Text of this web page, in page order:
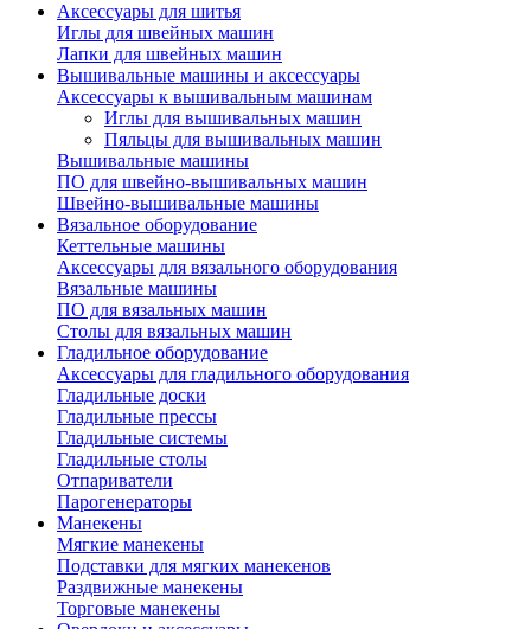
Аксессуары для шитья
Иглы для швейных машин
Лапки для швейных машин
Вышивальные машины и аксессуары
Аксессуары к вышивальным машинам
Иглы для вышивальных машин
Пяльцы для вышивальных машин
Вышивальные машины
ПО для швейно-вышивальных машин
Швейно-вышивальные машины
Вязальное оборудование
Кеттельные машины
Аксессуары для вязального оборудования
Вязальные машины
ПО для вязальных машин
Столы для вязальных машин
Гладильное оборудование
Аксессуары для гладильного оборудования
Гладильные доски
Гладильные прессы
Гладильные системы
Гладильные столы
Отпариватели
Парогенераторы
Манекены
Мягкие манекены
Подставки для мягких манекенов
Раздвижные манекены
Торговые манекены